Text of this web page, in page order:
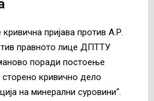
пријава против А.Р.
правното лице ДПТТУ
поради постоење
кривично дело
на минерални суровини“.